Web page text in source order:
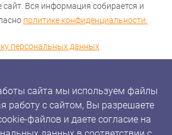
сайт. Вся информация собирается и
политике конфиденциальности.
персональных данных
сайта мы используем файлы
работу с сайтом, Вы разрешаете
файлов и даете согласие на